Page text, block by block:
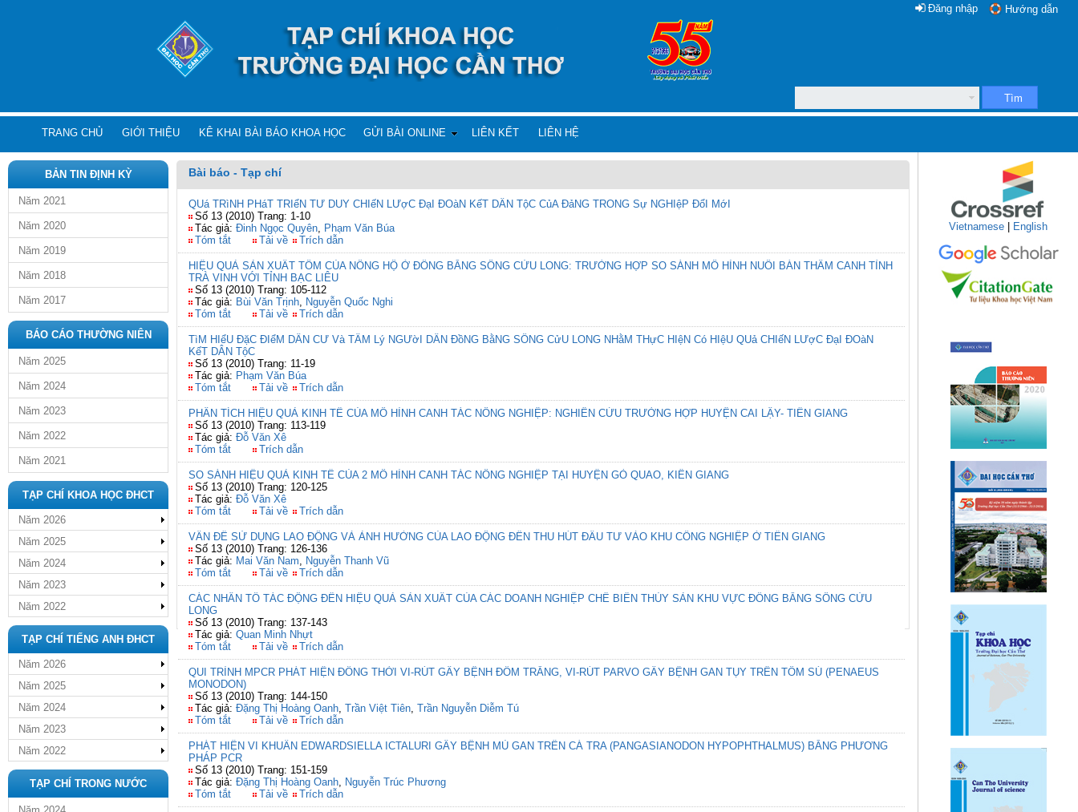
Hướng dẫn
Đăng nhập
Tìm
TRANG CHỦ GIỚI THIỆU KÊ KHAI BÀI BÁO KHOA HỌC GỬI BÀI ONLINE LIÊN KẾT LIÊN HỆ
BẢN TIN ĐỊNH KỲ
Năm 2021
Năm 2020
Năm 2019
Năm 2018
Năm 2017
BÁO CÁO THƯỜNG NIÊN
Năm 2025
Năm 2024
Năm 2023
Năm 2022
Năm 2021
TẠP CHÍ KHOA HỌC ĐHCT
Năm 2026
Năm 2025
Năm 2024
Năm 2023
Năm 2022
TẠP CHÍ TIẾNG ANH ĐHCT
Năm 2026
Năm 2025
Năm 2024
Năm 2023
Năm 2022
TẠP CHÍ TRONG NƯỚC
Bài báo - Tạp chí
QUá TRìNH PHáT TRIểN TƯ DUY CHIếN LƯợC ĐạI ĐOàN KếT DÂN TộC CủA ĐảNG TRONG Sự NGHIệP ĐổI MớI
Số 13 (2010) Trang: 1-10
Tác giả: Đinh Ngọc Quyên, Phạm Văn Búa
Tóm tắt
Tải về Trích dẫn
HIỆU QUẢ SẢN XUẤT TÔM CỦA NÔNG HỘ Ở ĐỒNG BẰNG SÔNG CỬU LONG: TRƯỜNG HỢP SO SÁNH MÔ HÌNH NUÔI BÁN THÂM CANH TỈNH
TRÀ VINH VỚI TỈNH BẠC LIÊU
Số 13 (2010) Trang: 105-112
Tác giả: Bùi Văn Trịnh, Nguyễn Quốc Nghi
Tóm tắt
Tải về Trích dẫn
TìM HIểU ĐặC ĐIểM DÂN CƯ Và TÂM Lý NGƯờI DÂN ĐồNG BằNG SÔNG CửU LONG NHằM THựC HIệN Có HIệU QUả CHIếN LƯợC ĐạI ĐOàN
KếT DÂN TộC
Số 13 (2010) Trang: 11-19
Tác giả: Phạm Văn Búa
Tóm tắt
Tải về Trích dẫn
PHÂN TÍCH HIỆU QUẢ KINH TẾ CỦA MÔ HÌNH CANH TÁC NÔNG NGHIỆP: NGHIÊN CỨU TRƯỜNG HỢP HUYỆN CAI LẬY- TIỀN GIANG
Số 13 (2010) Trang: 113-119
Tác giả: Đỗ Văn Xê
Tóm tắt
Trích dẫn
SO SÁNH HIỆU QUẢ KINH TẾ CỦA 2 MÔ HÌNH CANH TÁC NÔNG NGHIỆP TẠI HUYỆN GÒ QUAO, KIÊN GIANG
Số 13 (2010) Trang: 120-125
Tác giả: Đỗ Văn Xê
Tóm tắt
Tải về Trích dẫn
VẤN ĐỀ SỬ DỤNG LAO ĐỘNG VÀ ẢNH HƯỞNG CỦA LAO ĐỘNG ĐẾN THU HÚT ĐẦU TƯ VÀO KHU CÔNG NGHIỆP Ở TIỀN GIANG
Số 13 (2010) Trang: 126-136
Tác giả: Mai Văn Nam, Nguyễn Thanh Vũ
Tóm tắt
Tải về Trích dẫn
CÁC NHÂN TỐ TÁC ĐỘNG ĐẾN HIỆU QUẢ SẢN XUẤT CỦA CÁC DOANH NGHIỆP CHẾ BIẾN THỦY SẢN KHU VỰC ĐỒNG BẰNG SÔNG CỬU
LONG
Số 13 (2010) Trang: 137-143
Tác giả: Quan Minh Nhựt
Tóm tắt
Tải về Trích dẫn
QUI TRÌNH MPCR PHÁT HIỆN ĐỒNG THỜI VI-RÚT GÂY BỆNH ĐỐM TRẮNG, VI-RÚT PARVO GÂY BỆNH GAN TỤY TRÊN TÔM SÚ (PENAEUS
MONODON)
Số 13 (2010) Trang: 144-150
Tác giả: Đặng Thị Hoàng Oanh, Trần Việt Tiên, Trần Nguyễn Diễm Tú
Tóm tắt
Tải về Trích dẫn
PHÁT HIỆN VI KHUẨN EDWARDSIELLA ICTALURI GÂY BỆNH MỦ GAN TRÊN CÁ TRA (PANGASIANODON HYPOPHTHALMUS) BẰNG PHƯƠNG
PHÁP PCR
Số 13 (2010) Trang: 151-159
Tác giả: Đặng Thị Hoàng Oanh, Nguyễn Trúc Phương
Tóm tắt
Tải về Trích dẫn
Vietnamese English